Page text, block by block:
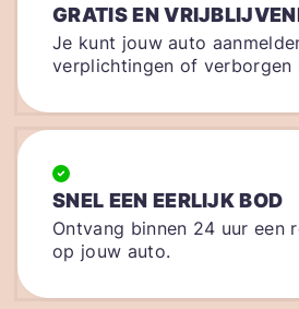
GRATIS EN
Je kunt jouw auto
verplichtingen of verborgen
SNEL EEN EERLIJK BOD
Ontvang binnen 24 uur een
op jouw auto.